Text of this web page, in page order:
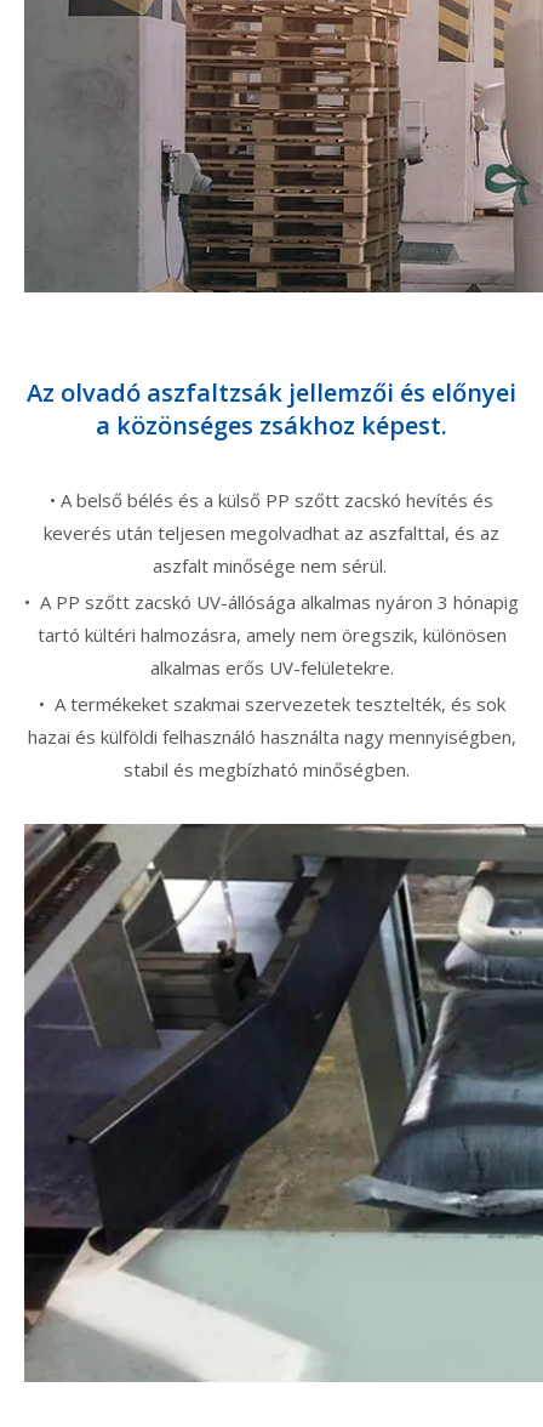
Az olvadó aszfaltzsák jellemzői és előnyei
a közönséges zsákhoz képest.
• A belső bélés és a külső PP szőtt zacskó hevítés és
keverés után teljesen megolvadhat az aszfalttal, és az
aszfalt minősége nem sérül.
• A PP szőtt zacskó UV-állósága alkalmas nyáron 3 hónapig
tartó kültéri halmozásra, amely nem öregszik, különösen
alkalmas erős UV-felületekre.
• Atermékeket szakmai szervezetek tesztelték, és sok
hazai és külföldi felhasználó használta nagy mennyiségben,
stabil és megbízható minőségben.